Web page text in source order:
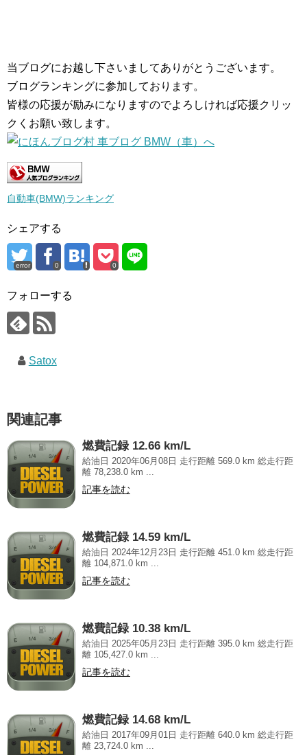
当ブログにお越し下さいましてありがとうございます。
ブログランキングに参加しております。
皆様の応援が励みになりますのでよろしければ応援クリッ
クくお願い致します。
自動車(BMW)ランキング
シェアする
error 0 0
フォローする
Satox
関連記事
燃費記録 12.66 km/L
給油日 2020年06月08日 走行距離 569.0 km 総走行距
離 78,238.0 km ...
記事を読む
燃費記録 14.59 km/L
給油日 2024年12月23日 走行距離 451.0 km 総走行距
離 104,871.0 km ...
記事を読む
燃費記録 10.38 km/L
給油日 2025年05月23日 走行距離 395.0 km 総走行距
離 105,427.0 km ...
記事を読む
燃費記録 14.68 km/L
給油日 2017年09月01日 走行距離 640.0 km 総走行距
離 23,724.0 km ...